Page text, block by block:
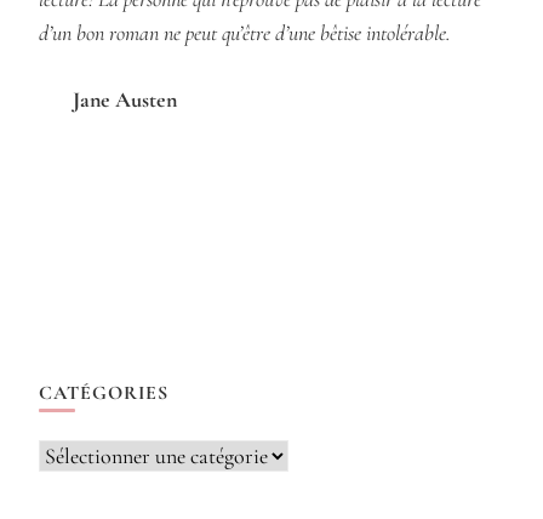
d’un bon roman ne peut qu’être d’une bêtise intolérable.
Jane Austen
CATÉGORIES
Catégories